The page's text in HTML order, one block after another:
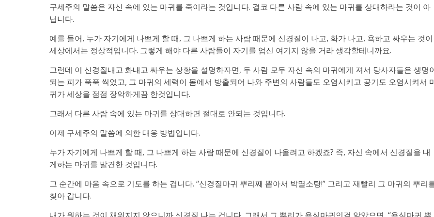
구세주의 말씀은 자신 속에 있는 마귀를 죽이라는 것입니다. 결코 다른 사람 속에 있는 마귀를 상대하라는 것이 아
닙니다.
예를 들어, 누가 자기에게 나쁘게 할 때, 그 나쁘게 하는 사람 때문에 신경질이 나고, 화가 나고, 욕하고 싸우는 것이
세상에서는 정상적입니다. 그렇게 해야 다른 사람들이 자기를 업신 여기지 않을 거라 생각할테니까요.
그런데 이 신경질내고 화내고 싸우는 상황을 설명하자면, 두 사람 모두 자신 속의 마귀에게 져서 당사자들은 생명
되는 피가 푹푹 썩었고, 그 마귀의 세력이 몸에서 방출되어 나와 주변의 사람들도 오염시키고 공기도 오염시켜서
귀가 세상을 점점 장악하게끔 한것입니다.
그래서 다른 사람 속에 있는 마귀를 상대하면 절대로 안되는 것입니다.
이제 구세주의 말씀에 의한 대응 방법입니다.
누가 자기에게 나쁘게 할 때, 그 나쁘게 하는 사람 때문에 신경질이 나올려고 하겠죠? 즉, 자신 속에서 신경질을 내
게하는 마귀를 발견한 것입니다.
그 순간에 마음 속으로 기도를 하는 겁니다. “신경질마귀 뿌리째 뽑아서 박멸소탕!” 그리고 재빨리 그 마귀의 뿌리
찾아 갑니다.